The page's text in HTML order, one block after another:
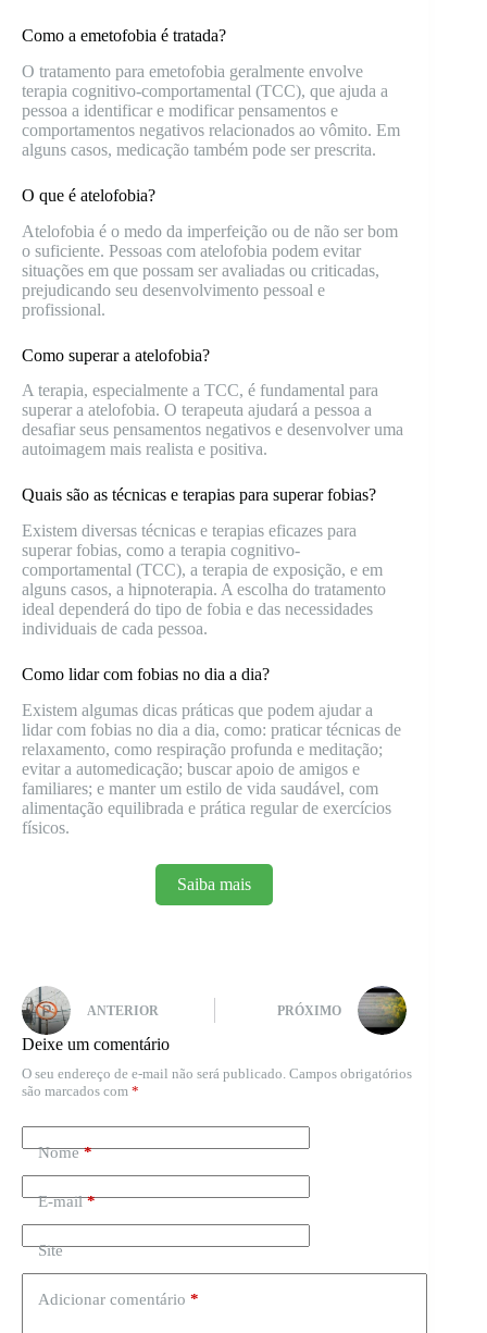
Como a emetofobia é tratada?
O tratamento para emetofobia geralmente envolve
terapia cognitivo-comportamental (TCC), que ajuda a
pessoa a identificar e modificar pensamentos e
comportamentos negativos relacionados ao vômito. Em
alguns casos, medicação também pode ser prescrita.
O que é atelofobia?
Atelofobia é o medo da imperfeição ou de não ser bom
o suficiente. Pessoas com atelofobia podem evitar
situações em que possam ser avaliadas ou criticadas,
prejudicando seu desenvolvimento pessoal e
profissional.
Como superar a atelofobia?
A terapia, especialmente a TCC, é fundamental para
superar a atelofobia. O terapeuta ajudará a pessoa a
desafiar seus pensamentos negativos e desenvolver uma
autoimagem mais realista e positiva.
Quais são as técnicas e terapias para superar fobias?
Existem diversas técnicas e terapias eficazes para
superar fobias, como a terapia cognitivo-
comportamental (TCC), a terapia de exposição, e em
alguns casos, a hipnoterapia. A escolha do tratamento
ideal dependerá do tipo de fobia e das necessidades
individuais de cada pessoa.
Como lidar com fobias no dia a dia?
Existem algumas dicas práticas que podem ajudar a
lidar com fobias no dia a dia, como: praticar técnicas de
relaxamento, como respiração profunda e meditação;
evitar a automedicação; buscar apoio de amigos e
familiares; e manter um estilo de vida saudável, com
alimentação equilibrada e prática regular de exercícios
físicos.
Saiba mais
ANTERIOR PRÓXIMO
Deixe um comentário
O seu endereço de e-mail não será publicado. Campos obrigatórios
são marcados com *
Nome*
E-mail*
Site
Adicionar comentário *